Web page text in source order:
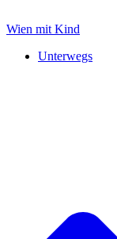
Inhalt
Wien mit Kind
Unterwegs